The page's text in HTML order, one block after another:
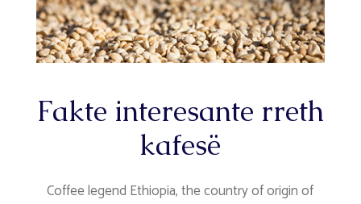
Fakte interesante rreth
kafesë
Coffee legend Ethiopia, the country of origin of